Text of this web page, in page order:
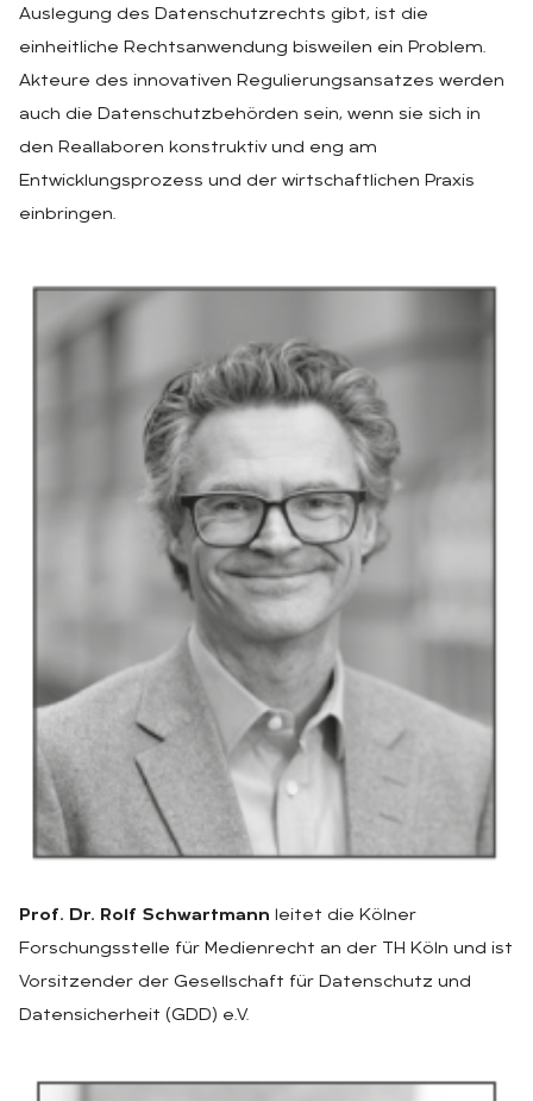
Auslegung des Datenschutzrechts gibt, ist die
einheitliche Rechtsanwendung bisweilen ein Problem.
Akteure des innovativen Regulierungsansatzes werden
auch die Datenschutzbehörden sein, wenn sie sich in
den Reallaboren konstruktiv und eng am
Entwicklungsprozess und der wirtschaftlichen Praxis
einbringen.
Prof. Dr. Rolf Schwartmann leitet die Kölner
Forschungsstelle für Medienrecht an der TH Köln und ist
Vorsitzender der Gesellschaft für Datenschutz und
Datensicherheit (GDD) e.V.